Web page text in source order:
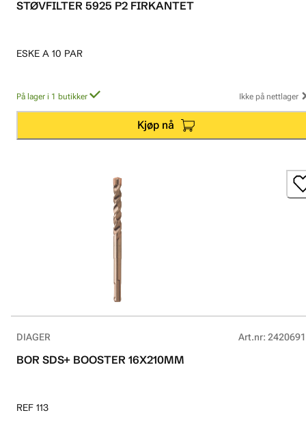
STØVFILTER 5925 P2 FIRKANTET
ESKE A 10 PAR
På lager i 1 butikker Ikke på nettlager
Kjøp nå
DIAGER Art.nr:
BOR SDS+ BOOSTER 16X210MM
REF 113